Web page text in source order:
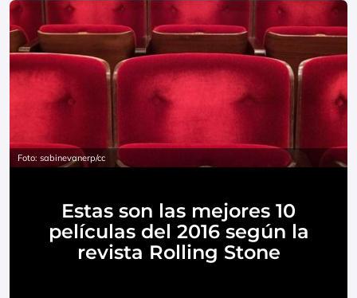
Foto: sabinevanerp/cc
Estas son las mejores 10
películas del 2016 según la
revista Rolling Stone